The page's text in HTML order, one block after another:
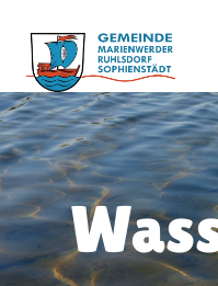
Inhalt
springen